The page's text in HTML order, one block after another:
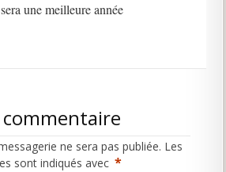
une meilleure année
commentaire
ne sera pas publiée. Les
sont indiqués avec *